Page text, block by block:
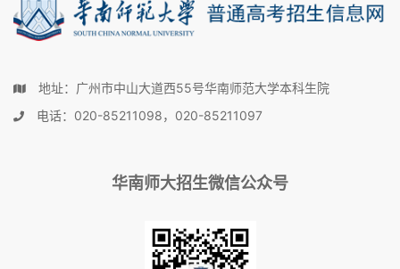
地址：广州市中山大道西55号华南师范大学本科生院
电话：020-85211098，020-85211097
华南师大招生微信公众号